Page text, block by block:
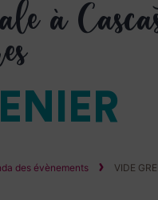
à
des évènements VIDE